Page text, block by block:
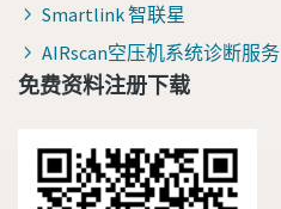
Smartlink 智联星
AIRscan空压机系统诊断服务
免费资料注册下载